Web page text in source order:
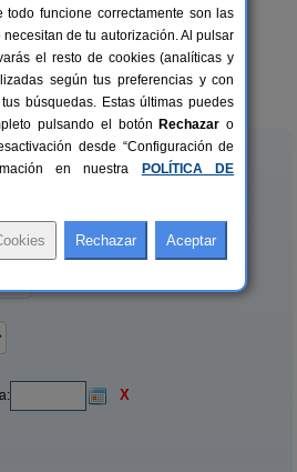
30 pers.
desde30 €
La Hacienda
(Tenerife)
X
todo funcione correctamente son las
de tu autorización. Al pulsar
el resto de cookies (analíticas y
según tus preferencias y con
búsquedas. Estas últimas puedes
pulsando el botón Rechazar o
desde “Configuración de
en nuestra
POLÍTICA DE